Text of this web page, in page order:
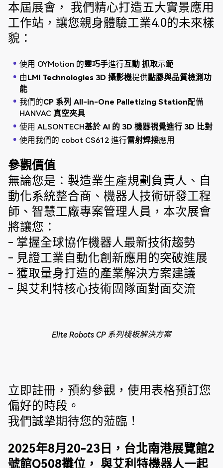
本屆展會， 我們精心打造五大實景應用
工作站，讓您親身體驗工業4.0的未來樣
貌：
使用 OYMotion 的靈巧手進行互動 抓取示範
由LMI Technologies 3D 攝影機提供點膠與品質檢測功
能
我們的CP 系列 All-in-One Palletizing Station配備
HANVAC 真空夾具
使用 ALSONTECH基於 AI 的 3D 機器視覺進行 3D 比對
使用我們的 cobot CS612 進行雷射焊接應用
參觀價值
無論您是：製造業生產規劃負責人、自
動化系統整合商、機器人技術研發工程
師、智慧工廠專案管理人員，本次展會
將讓您：
- 掌握全球協作機器人最新技術趨勢
- 見證工業自動化創新應用的突破進展
- 獲取量身打造的產業解決方案建議
- 與艾利特核心技術團隊面對面交流
Elite Robots CP 系列棧板解決方案
‍立即註冊，預約參觀，使用表格預訂您
偏好的時段。
我們誠摯期待您的蒞臨！
2025年8月20-23日，台北南港展覽館2
號館Q508攤位， 與艾利特機器人一起